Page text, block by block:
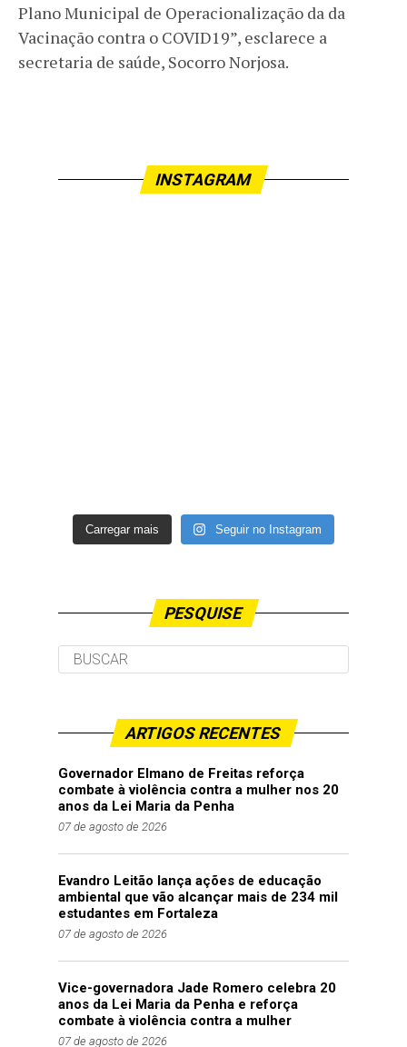
Plano Municipal de Operacionalização da da
Vacinação contra o COVID19”, esclarece a
secretaria de saúde, Socorro Norjosa.
INSTAGRAM
Carregar mais Seguir no Instagram
PESQUISE
ARTIGOS RECENTES
Governador Elmano de Freitas reforça
combate à violência contra a mulher nos 20
anos da Lei Maria da Penha
07 de agosto de 2026
Evandro Leitão lança ações de educação
ambiental que vão alcançar mais de 234 mil
estudantes em Fortaleza
07 de agosto de 2026
Vice-governadora Jade Romero celebra 20
anos da Lei Maria da Penha e reforça
combate à violência contra a mulher
07 de agosto de 2026